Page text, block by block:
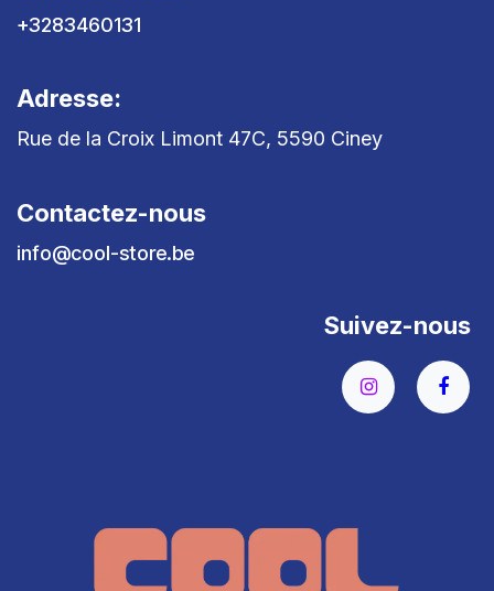
+3283460131
Adresse:
Rue de la Croix Limont 47C, 5590 Ciney
Contactez-nous
info@cool-store.be
Suivez-nous